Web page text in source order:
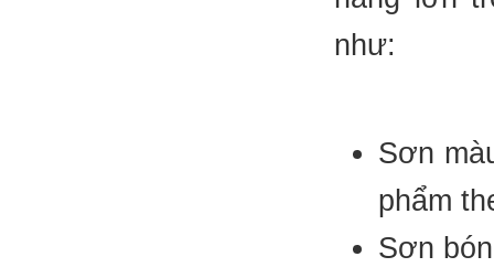
như:
Sơn
phẩm
Sơn